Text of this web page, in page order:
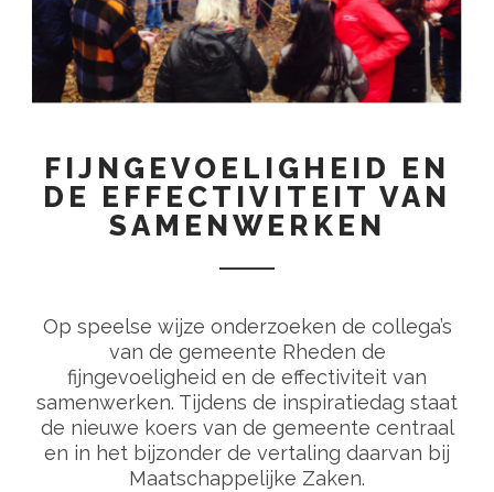
FIJNGEVOELIGHEID EN
DE EFFECTIVITEIT VAN
SAMENWERKEN
Op speelse wijze onderzoeken de collega’s
van de gemeente Rheden de
fijngevoeligheid en de effectiviteit van
samenwerken. Tijdens de inspiratiedag staat
de nieuwe koers van de gemeente centraal
en in het bijzonder de vertaling daarvan bij
Maatschappelijke Zaken.